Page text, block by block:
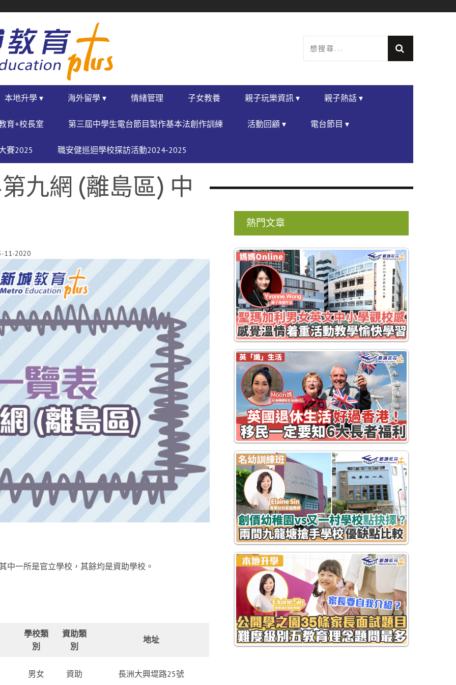
本地升學 ▾ 海外留學 ▾ 情緒管理 子女教養 親子玩樂資訊 ▾ 親子熱話 ▾
育+校長室 第三屆中學生電台節目製作基本法創作訓練 活動回顧 ▾ 電台節目 ▾
賽2025 職安健巡迴學校探訪活動2024-2025
九網 (離島區) 中
11-2020
中一所是官立學校，其餘均是資助學校。
學校類
別
資助類
別
地址
男女 資助 長洲大興堤路25號
熱門文章